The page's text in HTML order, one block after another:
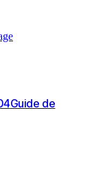
4Guide de